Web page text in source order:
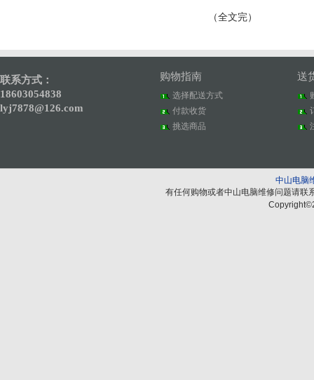
（全文完）
联系方式：
18603054838
lyj7878@126.com
购物指南
选择配送方式
付款收货
挑选商品
送
中山电脑
有任何购物或者中山电脑维修问题请联